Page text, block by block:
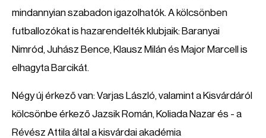
mindannyian szabadon igazolhatók. A kölcsönben
futballozókat is hazarendelték klubjaik: Baranyai
Nimród, Juhász Bence, Klausz Milán és Major Marcell is
elhagyta Barcikát.
Négy új érkező van:Varjas László, valamint a Kisvárdáról
kölcsönbe érkező Jazsik Román, Koliada Nazarés - a
Révész Attila által a kisvárdai akadémia